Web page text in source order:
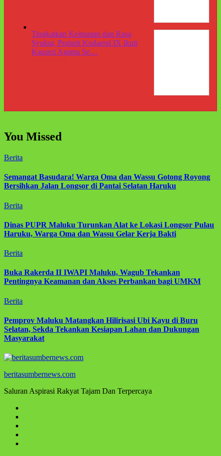
Tingkatkan Keimanan dan Rasa
Syukur, Prajurit Kodaeral IX Ikuti
Kauseri Agama Se…
You Missed
Berita
Semangat Basudara! Warga Oma dan Wassu Gotong Royong
Bersihkan Jalan Longsor di Pantai Selatan Haruku
Berita
Dinas PUPR Maluku Turunkan Alat ke Lokasi Longsor Pulau
Haruku, Warga Oma dan Wassu Gelar Kerja Bakti
Berita
Buka Rakerda II IWAPI Maluku, Wagub Tekankan
Pentingnya Keamanan dan Akses Perbankan bagi UMKM
Berita
Pemprov Maluku Matangkan Hilirisasi Ubi Kayu di Buru
Selatan, Sekda Tekankan Kesiapan Lahan dan Dukungan
Masyarakat
beritasumbernews.com
Saluran Aspirasi Rakyat Tajam Dan Terpercaya